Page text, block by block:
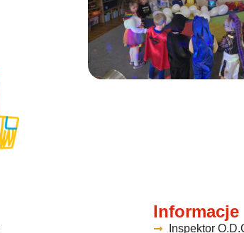
Informacje
Inspektor